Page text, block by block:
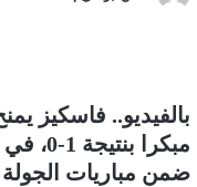
بالفيديو.. فاسكيز
مبكرا
ضمن مباريات